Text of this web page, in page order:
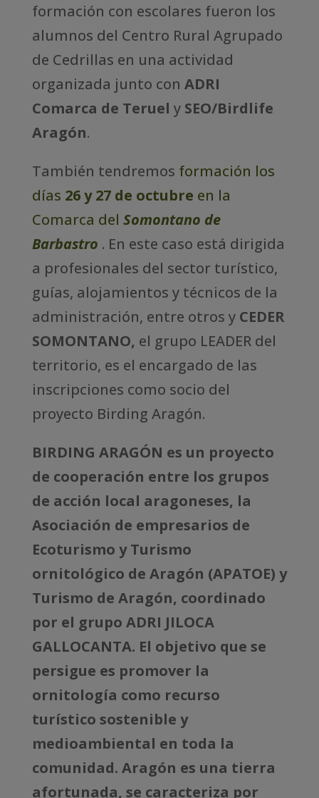
formación con escolares fueron los
alumnos del Centro Rural Agrupado
de Cedrillas en una actividad
organizada junto con ADRI
Comarca de Teruel y SEO/Birdlife
Aragón.
También tendremos formación los
días 26 y 27 de octubre en la
Comarca del Somontano de
Barbastro . En este caso está dirigida
a profesionales del sector turístico,
guías, alojamientos y técnicos de la
administración, entre otros y CEDER
SOMONTANO, el grupo LEADER del
territorio, es el encargado de las
inscripciones como socio del
proyecto Birding Aragón.
BIRDING ARAGÓN es un proyecto
de cooperación entre los grupos
de acción local aragoneses, la
Asociación de empresarios de
Ecoturismo y Turismo
ornitológico de Aragón (APATOE) y
Turismo de Aragón, coordinado
por el grupo ADRI JILOCA
GALLOCANTA. El objetivo que se
persigue es promover la
ornitología como recurso
turístico sostenible y
medioambiental en toda la
comunidad. Aragón es una tierra
afortunada, se caracteriza por